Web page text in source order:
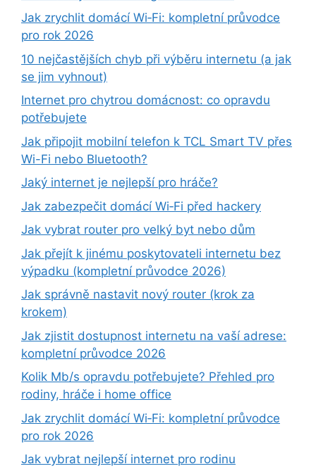
Jak zrychlit domácí Wi‑Fi: kompletní průvodce
pro rok 2026
10 nejčastějších chyb při výběru internetu (a jak
se jim vyhnout)
Internet pro chytrou domácnost: co opravdu
potřebujete
Jak připojit mobilní telefon k TCL Smart TV přes
Wi-Fi nebo Bluetooth?
Jaký internet je nejlepší pro hráče?
Jak zabezpečit domácí Wi‑Fi před hackery
Jak vybrat router pro velký byt nebo dům
Jak přejít k jinému poskytovateli internetu bez
výpadku (kompletní průvodce 2026)
Jak správně nastavit nový router (krok za
krokem)
Jak zjistit dostupnost internetu na vaší adrese:
kompletní průvodce 2026
Kolik Mb/s opravdu potřebujete? Přehled pro
rodiny, hráče i home office
Jak zrychlit domácí Wi‑Fi: kompletní průvodce
pro rok 2026
Jak vybrat nejlepší internet pro rodinu